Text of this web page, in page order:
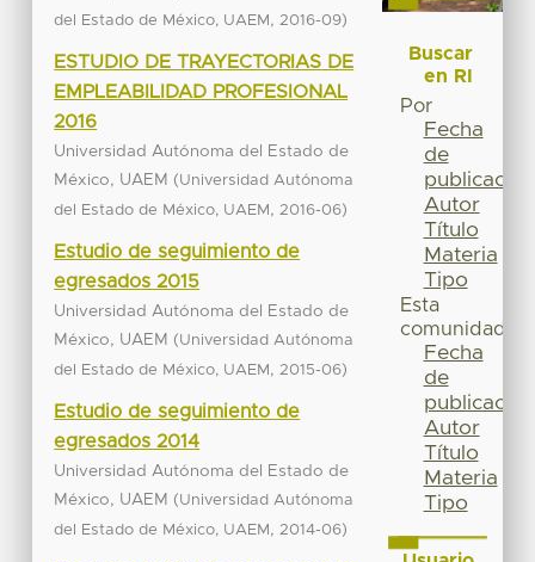
del Estado de México, UAEM , 2016-09)
ESTUDIO DE TRAYECTORIAS DE
EMPLEABILIDAD PROFESIONAL
2016
Universidad Autónoma del Estado de
México, UAEM (Universidad Autónoma
del Estado de México, UAEM , 2016-06)
Estudio de seguimiento de
egresados 2015
Universidad Autónoma del Estado de
México, UAEM (Universidad Autónoma
del Estado de México, UAEM , 2015-06)
Estudio de seguimiento de
egresados 2014
Universidad Autónoma del Estado de
México, UAEM (Universidad Autónoma
del Estado de México, UAEM , 2014-06)
Buscar
en RI
Por
Fecha
de
publicación
Autor
Título
Materia
Tipo
Esta
comunidad
Fecha
de
publicación
Autor
Título
Materia
Tipo